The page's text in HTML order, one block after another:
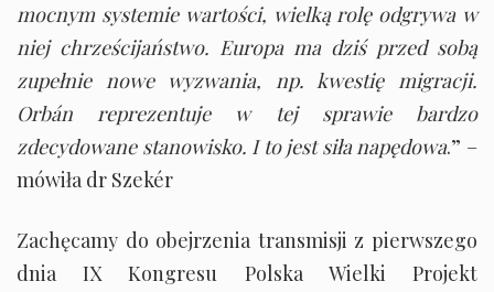
mocnym systemie wartości, wielką rolę odgrywa w
niej chrześcijaństwo. Europa ma dziś przed sobą
zupełnie nowe wyzwania, np. kwestię migracji.
Orbán reprezentuje w tej sprawie bardzo
zdecydowane stanowisko. I to jest siła napędowa.” –
mówiła dr Szekér
Zachęcamy do obejrzenia transmisji z pierwszego
dnia IX Kongresu Polska Wielki Projekt